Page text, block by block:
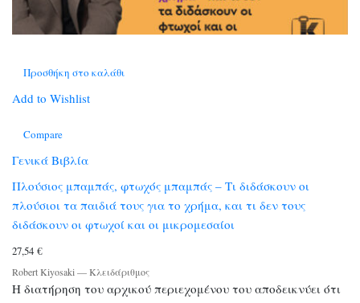
Προσθήκη στο καλάθι
Add to Wishlist
Compare
Γενικά Βιβλία
Πλούσιος μπαμπάς, φτωχός μπαμπάς – Τι διδάσκουν οι
πλούσιοι τα παιδιά τους για το χρήμα, και τι δεν τους
διδάσκουν οι φτωχοί και οι μικρομεσαίοι
27,54 €
Robert Kiyosaki—Κλειδάριθμος
Η διατήρηση του αρχικού περιεχομένου του αποδεικνύει ότι